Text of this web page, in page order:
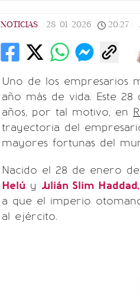
NOTICIAS 28/01/2026 20:27
Uno de los empresarios
año más de vida. Este 28
años, por tal motivo, en
trayectoria del
mayores fortunas del
Nacido el 28 de enero de
Helú y Julián Slim Haddad,
a que el imperio
al ejército.